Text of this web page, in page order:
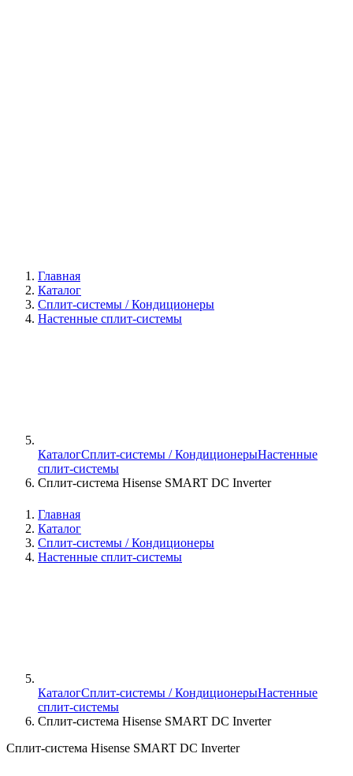
Главная
Каталог
Сплит-системы / Кондиционеры
Настенные сплит-системы
КаталогСплит-системы / КондиционерыНастенные
сплит-системы
Сплит-система Hisense SMART DC Inverter
Главная
Каталог
Сплит-системы / Кондиционеры
Настенные сплит-системы
КаталогСплит-системы / КондиционерыНастенные
сплит-системы
Сплит-система Hisense SMART DC Inverter
Сплит-система Hisense SMART DC Inverter